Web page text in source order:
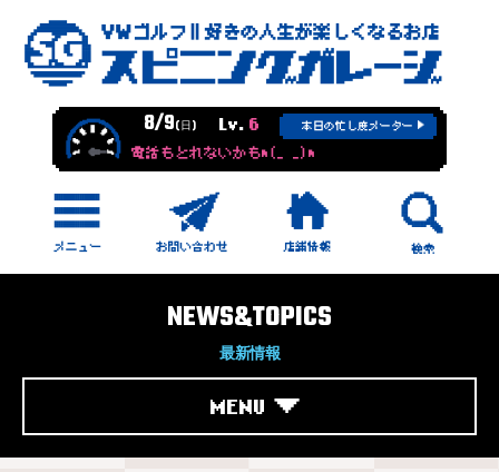
8/9(日) Lv. 6 本日の忙し度メーター
電話もとれないかもm(_ _)m
NEWS&TOPICS
最新情報
MENU